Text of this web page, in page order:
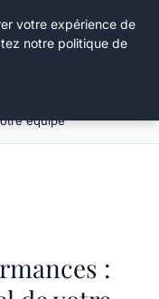
: Optimiser
équipe
:
votre expérience de
notre politique de